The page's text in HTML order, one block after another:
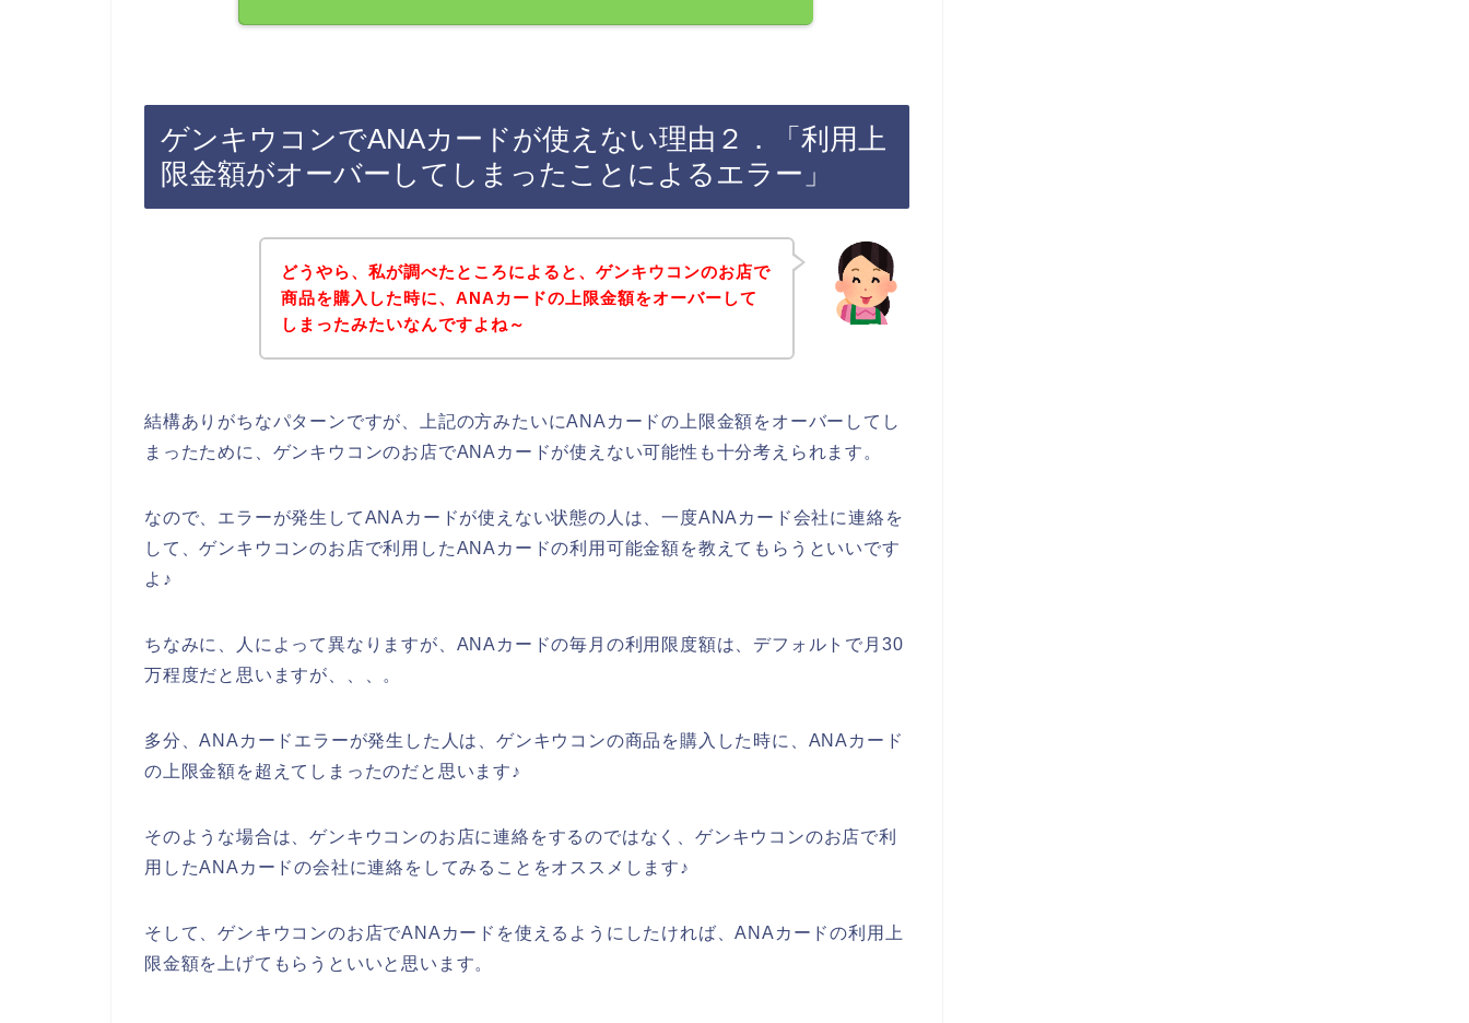
ゲンキウコンでANAカードが使えない理由２．「利用上
限金額がオーバーしてしまったことによるエラー」
どうやら、私が調べたところによると、ゲンキウコンのお店で
商品を購入した時に、ANAカードの上限金額をオーバーして
しまったみたいなんですよね～
結構ありがちなパターンですが、上記の方みたいにANAカードの上限金額をオーバーしてし
まったために、ゲンキウコンのお店でANAカードが使えない可能性も十分考えられます。
なので、エラーが発生してANAカードが使えない状態の人は、一度ANAカード会社に連絡を
して、ゲンキウコンのお店で利用したANAカードの利用可能金額を教えてもらうといいです
よ♪
ちなみに、人によって異なりますが、ANAカードの毎月の利用限度額は、デフォルトで月30
万程度だと思いますが、、、。
多分、ANAカードエラーが発生した人は、ゲンキウコンの商品を購入した時に、ANAカード
の上限金額を超えてしまったのだと思います♪
そのような場合は、ゲンキウコンのお店に連絡をするのではなく、ゲンキウコンのお店で利
用したANAカードの会社に連絡をしてみることをオススメします♪
そして、ゲンキウコンのお店でANAカードを使えるようにしたければ、ANAカードの利用上
限金額を上げてもらうといいと思います。